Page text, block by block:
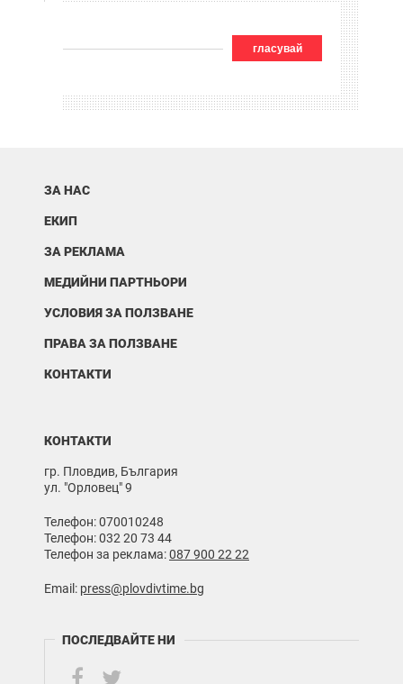
гласувай
ЗА НАС
ЕКИП
ЗА РЕКЛАМА
МЕДИЙНИ ПАРТНЬОРИ
УСЛОВИЯ ЗА ПОЛЗВАНЕ
ПРАВА ЗА ПОЛЗВАНЕ
КОНТАКТИ
КОНТАКТИ
гр. Пловдив, България
ул. "Орловец" 9
Телефон: 070010248
Телефон: 032 20 73 44
Телефон за реклама:087 900 22 22
Email: press@plovdivtime.bg
ПОСЛЕДВАЙТЕ НИ